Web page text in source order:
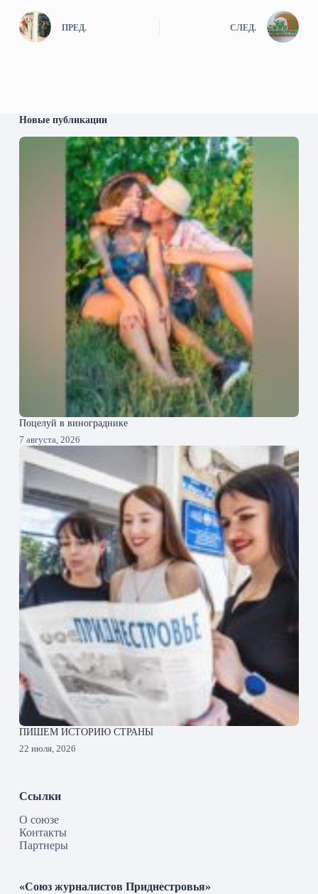
ПРЕД. СЛЕД.
Новые публикации
Поцелуй в винограднике
7 августа, 2026
ПИШЕМ ИСТОРИЮ СТРАНЫ
22 июля, 2026
Ссылки
О союзе
Контакты
Партнеры
«Союз журналистов Приднестровья»